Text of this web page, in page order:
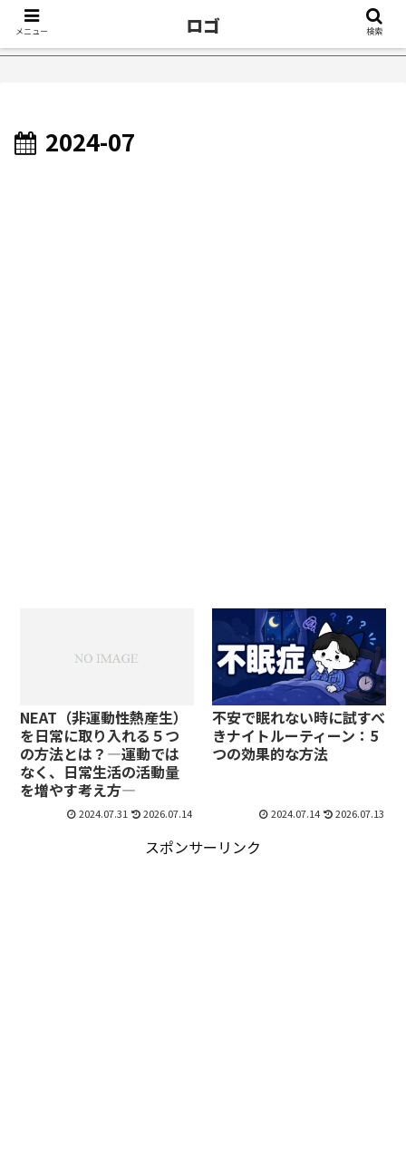
症が治ったきっかけ５選｜不眠症体験談 【18万再生】
2024-07
NEAT（非運動性熱産生）
を日常に取り入れる５つ
の方法とは？―運動では
なく、日常生活の活動量
を増やす考え方―
2024.07.31 2026.07.14
不安で眠れない時に試すべ
きナイトルーティーン：5
つの効果的な方法
2024.07.14 2026.07.13
スポンサーリンク
メニュー ロゴ 検索